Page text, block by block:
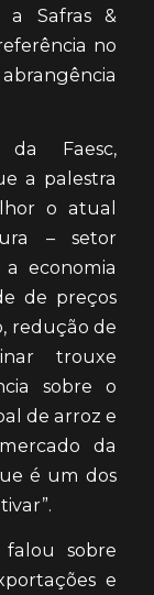
Safras &
no
da Faesc,
a palestra
o atual
– setor
economia
de preços
redução de
trouxe
sobre o
de arroz e
da
é um dos
falou sobre
e